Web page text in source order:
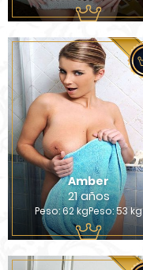
Amber
21 años
Peso: 62 kgPeso: 53 kg